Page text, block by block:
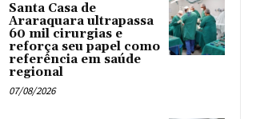
Santa Casa de
Araraquara ultrapassa
60 mil cirurgias e
reforça seu papel como
referência em saúde
regional
07/08/2026